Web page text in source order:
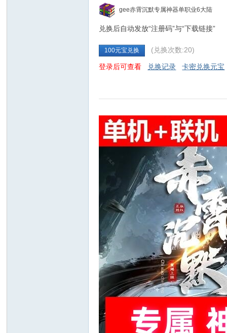
gee赤霄沉默专属神器单职业6大陆
兑换后自动发放“注册码”与“下载链接”
100元宝兑换 (兑换次数:20)
登录后可查看 兑换记录 卡密兑换元宝